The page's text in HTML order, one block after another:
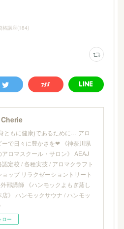
格講座(184)
ともに健康)であるために… アロ
ーで日々に豊かさを❤︎ 《神奈川県
アロマスクール・サロン》 AEAJ
定校 / 各種実技 / アロマクラフト
ョップ リラクゼーショントリート
部講師 《ハンモックよもぎ蒸し
》 ハンモックサウナ / ハンモッ
ロー